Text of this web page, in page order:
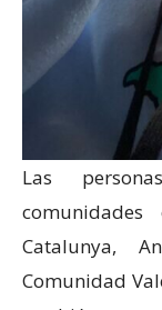
Las
Catalunya,
Comunidad